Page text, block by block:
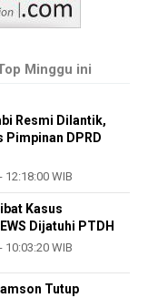
Minggu ini
Resmi Dilantik,
Pimpinan DPRD
WIB
Kasus
Dijatuhi PTDH
WIB
Tutup